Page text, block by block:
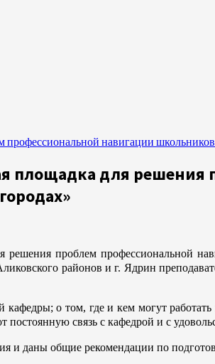
навигации
площадка для решения
проблем профессиональной
районов и г. Ядрин
о том, где и кем могут
связь с кафедрой и с
и даны общие рекомендации по